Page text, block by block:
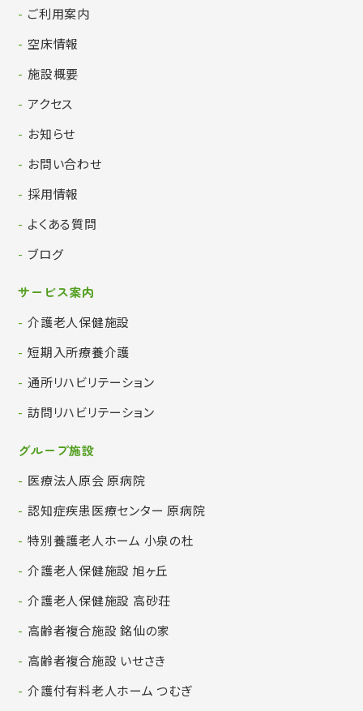
ご利用案内
空床情報
施設概要
アクセス
お知らせ
お問い合わせ
採用情報
よくある質問
ブログ
サービス案内
介護老人保健施設
短期入所療養介護
通所リハビリテーション
訪問リハビリテーション
グループ施設
医療法人原会 原病院
認知症疾患医療センター 原病院
特別養護老人ホーム 小泉の杜
介護老人保健施設 旭ヶ丘
介護老人保健施設 高砂荘
高齢者複合施設 銘仙の家
高齢者複合施設 いせさき
介護付有料老人ホーム つむぎ